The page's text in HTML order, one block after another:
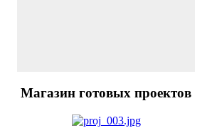
Магазин готовых проектов